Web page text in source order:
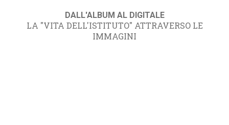
DALL'ALBUM AL DIGITALE
LA "VITA DELL'ISTITUTO" ATTRAVERSO LE
IMMAGINI